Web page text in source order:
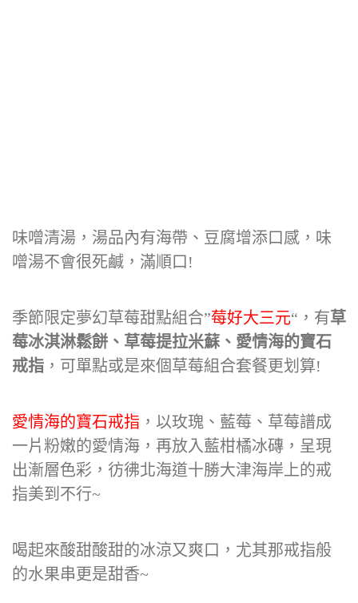
味噌清湯，湯品內有海帶、豆腐增添口感，味
噌湯不會很死鹹，滿順口!
季節限定夢幻草莓甜點組合”莓好大三元“，有草
莓冰淇淋鬆餅、草莓提拉米蘇、愛情海的寶石
戒指 ，可單點或是來個草莓組合套餐更划算!
愛情海的寶石戒指 ，以玫瑰、藍莓、草莓譜成
一片粉嫩的愛情海，再放入藍柑橘冰磚，呈現
出漸層色彩，彷彿北海道十勝大津海岸上的戒
指美到不行~
喝起來酸甜酸甜的冰涼又爽口，尤其那戒指般
的水果串更是甜香~